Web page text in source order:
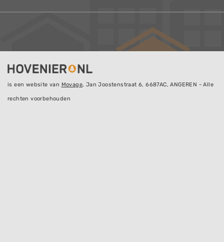
is een website van Movage, Jan Joostenstraat 6, 6687AC, ANGEREN - Alle
rechten voorbehouden